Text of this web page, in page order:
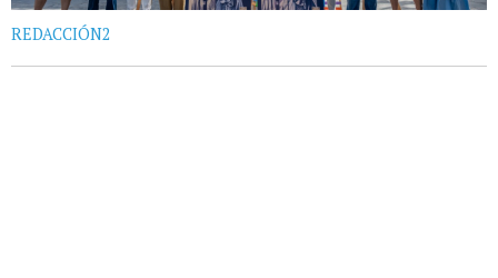
REDACCIÓN2